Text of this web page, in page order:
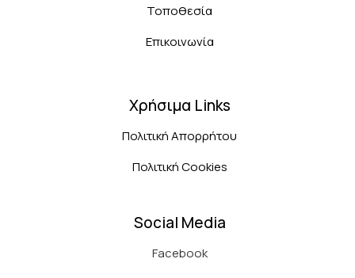
Τοποθεσία
Επικοινωνία
Χρήσιμα Links
Πολιτική Απορρήτου
Πολιτική Cookies
Social Media
Facebook